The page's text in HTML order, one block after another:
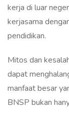
kerja di luar
kerjasama
pendidikan.
Mitos dan
dapat
manfaat besar
BNSP bukan